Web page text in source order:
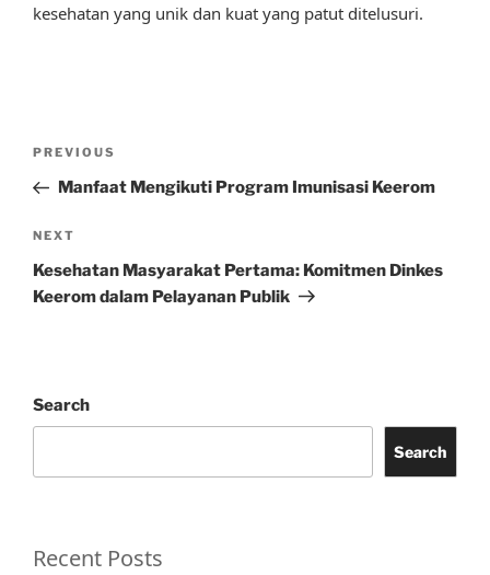
kesehatan yang unik dan kuat yang patut ditelusuri.
Previous
Post
PREVIOUS
Manfaat Mengikuti Program Imunisasi Keerom
Next
Post
NEXT
Kesehatan Masyarakat Pertama: Komitmen Dinkes
Keerom dalam Pelayanan Publik
Search
Search
Recent Posts